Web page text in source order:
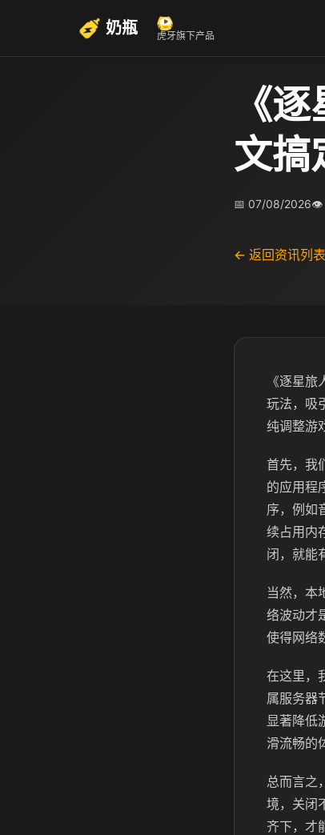
奶瓶 虎牙旗下产品
《
文搞
📅 07/08/2026👁
← 返回资讯列表
《逐星
玩法，吸
纯调整游
首先，我
的应用程
序，例如
续占用内
闭，就能
当然，本
络波动才
使得网络
在这里，
属服务器
显著降低
滑流畅的
总而言之
境，关闭
齐下，才